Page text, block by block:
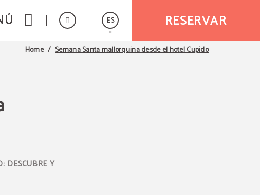
ES
English
RESERVAR
Home Semana Santa mallorquina desde el hotel Cupido
DESCUBRE Y